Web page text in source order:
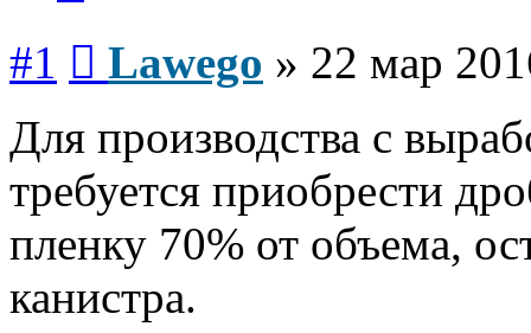
#1 Lawego » 22 мар
Для производства с
требуется приобрести
пленку 70% от объема,
канистра.